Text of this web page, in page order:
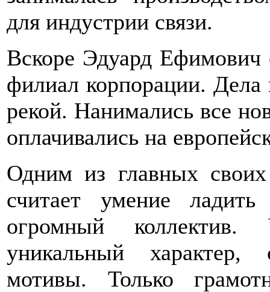
для индустрии связи.
Вскоре Эдуард Ефимович
филиал корпорации.
рекой. Нанимались все
оплачивались на
Одним из главных
считает умение
огромный
уникальный характер,
мотивы. Только